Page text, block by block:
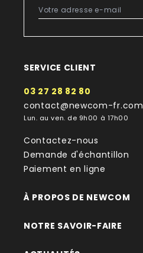
SERVICE CLIENT
03 27 28 82 80
contact@newcom-fr.com
Lun. au ven. de 9h00 à 17h00
Contactez-nous
Demande d'échantillon
Paiement en ligne
À PROPOS DE NEWCOM
NOTRE SAVOIR-FAIRE